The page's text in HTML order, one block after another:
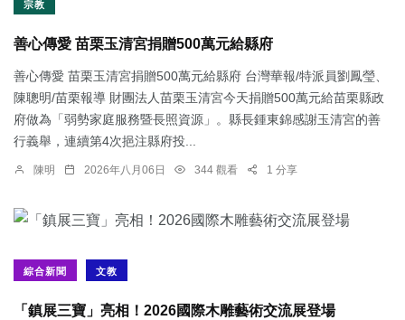
宗教
善心傳愛 苗栗玉清宮捐贈500萬元給縣府
善心傳愛 苗栗玉清宮捐贈500萬元給縣府 台灣華報/特派員劉鳳瑩、
陳聰明/苗栗報導 財團法人苗栗玉清宮今天捐贈500萬元給苗栗縣政
府做為「弱勢家庭服務暨長照資源」。縣長鍾東錦感謝玉清宮的善
行義舉，連續第4次挹注縣府投...
陳明 2026年八月06日 344 觀看 1 分享
綜合新聞 文教
「鎮展三寶」亮相！2026國際木雕藝術交流展登場